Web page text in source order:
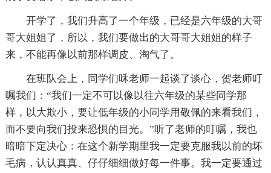
开学了，我们升高了一个年级，已经是六年级的大哥
哥大姐姐了，所以，我们要做出的大哥哥大姐姐的样子
来，不能再像以前那样调皮、淘气了。
在班队会上，同学们咊老师一起谈了谈心，贺老师叮
嘱我们：“我们一定不可以像以往六年级的某些同学那
样，以大欺小，要让低年级的小同学用敬佩的来看我们，
而不要向我们投来恐惧的目光。”听了老师的叮嘱，我也
暗暗下定决心：在这个新学期里我一定要克服我以前的坏
毛病，认认真真、仔仔细细做好每一件事。我一定要通过